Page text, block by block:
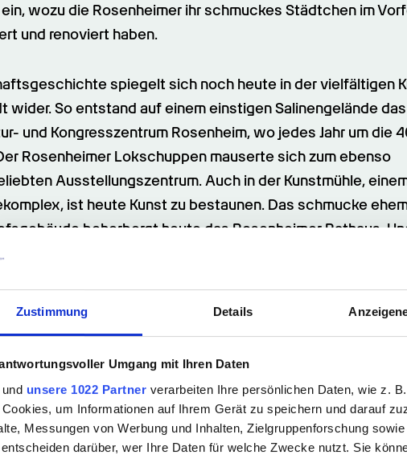
Zustimmung Details
Umgang mit Ihren Daten
unsere 1022 Partner verarbeiten Ihre persönlichen Daten, wie z.
um Informationen auf Ihrem Gerät zu speichern und darauf
Messungen von Werbung und Inhalten, Zielgruppenforschung
darüber, wer Ihre Daten für welche Zwecke nutzt. Sie
wozu die Rosenheimer ihr schmuckes Städtchen im
und renoviert haben.
spiegelt sich noch heute in der vielfältigen
wider. So entstand auf einem einstigen Salinengelände
und Kongresszentrum Rosenheim, wo jedes Jahr um die
Rosenheimer Lokschuppen mauserte sich zum ebenso
Ausstellungszentrum. Auch in der Kunstmühle,
ist heute Kunst zu bestaunen. Das schmucke
beherbergt heute das Rosenheimer Rathaus.
erhaltenen Markttor und ältesten Gebäude Rosenheims,
untergebracht. Zu den wichtigsten Baudenkmälern
das Solepumpenhaus, das einst der Salzgewinnung
Jobangebote